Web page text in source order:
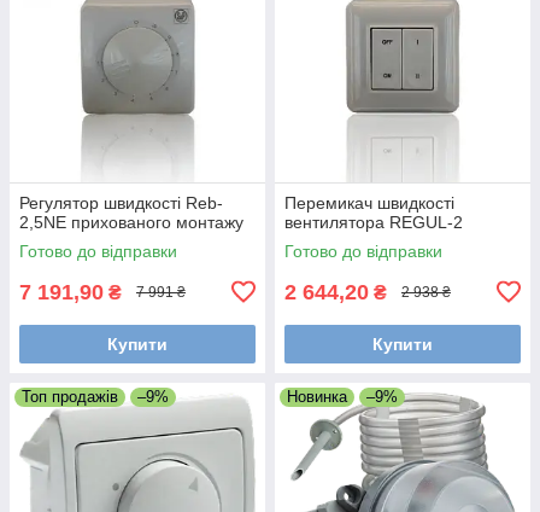
Регулятор швидкості Reb-
2,5NE прихованого монтажу
Готово до відправки
7 191,90 ₴ 7 991 ₴
Купити
Перемикач швидкості
вентилятора REGUL-2
Готово до відправки
2 644,20 ₴ 2 938 ₴
Купити
Топ продажів –9% Новинка –9%